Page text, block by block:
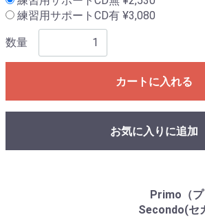
練習用サポートCD有 ¥3,080
数量
カートに入れる
お気に入りに追加
Primo（
Secondo(